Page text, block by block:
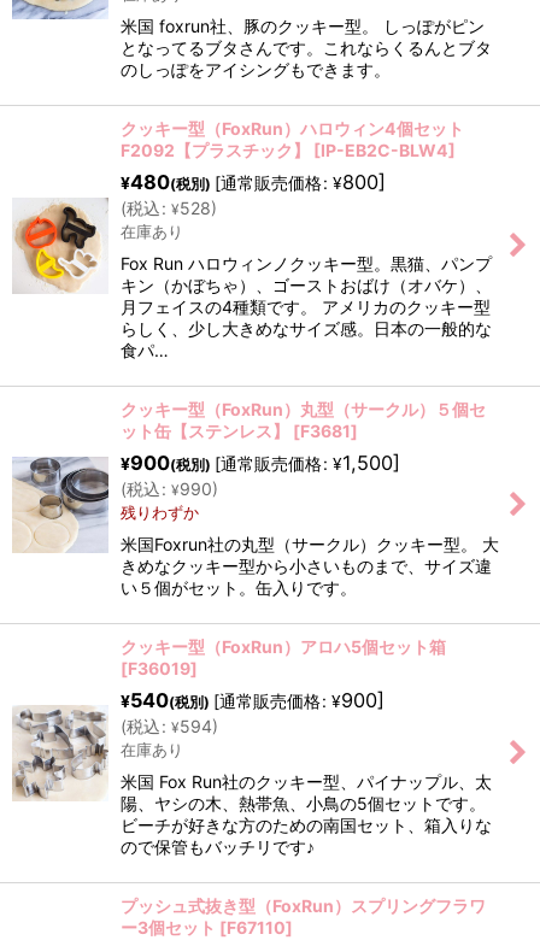
米国 foxrun社、豚のクッキー型。 しっぽがピン
となってるブタさんです。これならくるんとブタ
のしっぽをアイシングもできます。
クッキー型（FoxRun）ハロウィン4個セット
F2092【プラスチック】
[IP-EB2C-BLW4]
¥480(税別) [通常販売価格: ¥800]
(税込: ¥528)
在庫あり
Fox Run ハロウィンノクッキー型。黒猫、パンプ
キン（かぼちゃ）、ゴーストおばけ（オバケ）、
月フェイスの4種類です。 アメリカのクッキー型
らしく、少し大きめなサイズ感。日本の一般的な
食パ…
クッキー型（FoxRun）丸型（サークル）５個セ
ット缶【ステンレス】
[F3681]
¥900(税別) [通常販売価格: ¥1,500]
(税込: ¥990)
残りわずか
米国Foxrun社の丸型（サークル）クッキー型。 大
きめなクッキー型から小さいものまで、サイズ違
い５個がセット。缶入りです。
クッキー型（FoxRun）アロハ5個セット箱
[F36019]
¥540(税別) [通常販売価格: ¥900]
(税込: ¥594)
在庫あり
米国 Fox Run社のクッキー型、パイナップル、太
陽、ヤシの木、熱帯魚、小鳥の5個セットです。
ビーチが好きな方のための南国セット、箱入りな
ので保管もバッチリです♪
プッシュ式抜き型（FoxRun）スプリングフラワ
ー3個セット [F67110]